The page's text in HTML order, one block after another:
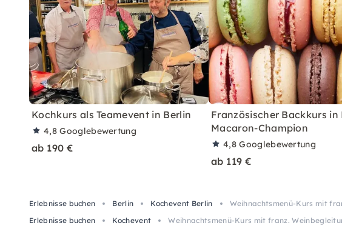
Kochkurs als Teamevent in Berlin
4,8Googlebewertung
ab 190 €
Französischer Backkurs in
Macaron-Champion
4,8Googlebewertung
ab 119 €
Erlebnisse buchen Berlin Kochevent Berlin
Weihnachtsmenü-Kurs mit
Erlebnisse buchen
Kochevent Weihnachtsmenü-Kurs mit franz.